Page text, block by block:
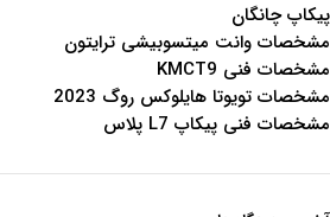
پیکاپ چانگان
مشخصات وانت میتسوبیشی ترایتون
مشخصات فنی KMCT9
مشخصات تویوتا هایلوکس روگ 2023
مشخصات فنی پیکاپ L7 پلاس